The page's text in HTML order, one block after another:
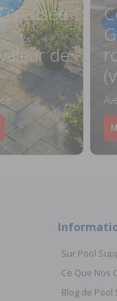
creusée
de
Sur Pool
Ce Que Nos
Blog de Pool